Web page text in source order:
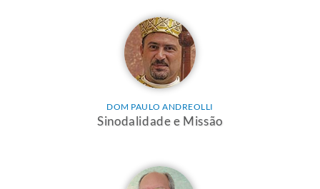
DOM PAULO ANDREOLLI
Sinodalidade e Missão